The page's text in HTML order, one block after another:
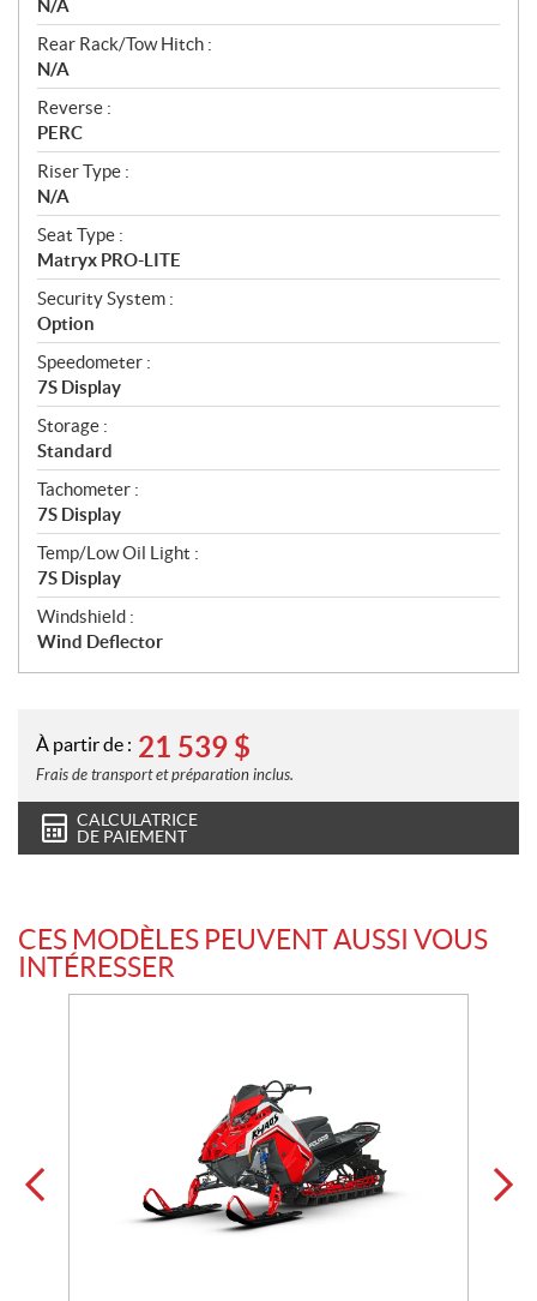
N/A
Rear Rack/Tow Hitch :
N/A
Reverse :
PERC
Riser Type :
N/A
Seat Type :
Matryx PRO-LITE
Security System :
Option
Speedometer :
7S Display
Storage :
Standard
Tachometer :
7S Display
Temp/Low Oil Light :
7S Display
Windshield :
Wind Deflector
À partir de : 21 539 $
Frais de transport et préparation inclus.
CALCULATRICE
DE PAIEMENT
CES MODÈLES PEUVENT AUSSI VOUS
INTÉRESSER